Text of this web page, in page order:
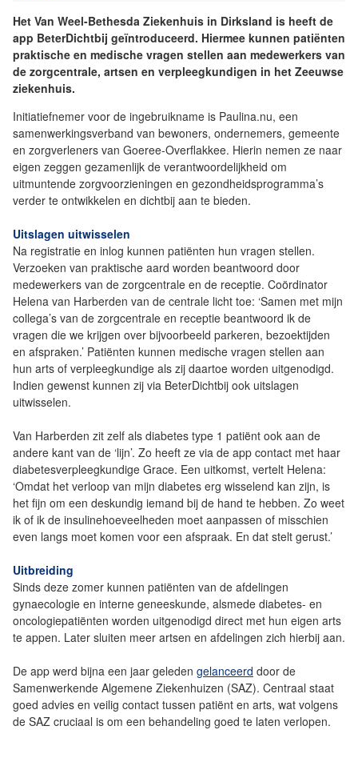
Het Van Weel-Bethesda Ziekenhuis in Dirksland is heeft de
app BeterDichtbij geïntroduceerd. Hiermee kunnen patiënten
praktische en medische vragen stellen aan medewerkers van
de zorgcentrale, artsen en verpleegkundigen in het Zeeuwse
ziekenhuis.
Initiatiefnemer voor de ingebruikname is Paulina.nu, een
samenwerkingsverband van bewoners, ondernemers, gemeente
en zorgverleners van Goeree-Overflakkee. Hierin nemen ze naar
eigen zeggen gezamenlijk de verantwoordelijkheid om
uitmuntende zorgvoorzieningen en gezondheidsprogramma’s
verder te ontwikkelen en dichtbij aan te bieden.
Uitslagen uitwisselen
Na registratie en inlog kunnen patiënten hun vragen stellen.
Verzoeken van praktische aard worden beantwoord door
medewerkers van de zorgcentrale en de receptie. Coördinator
Helena van Harberden van de centrale licht toe: ‘Samen met mijn
collega’s van de zorgcentrale en receptie beantwoord ik de
vragen die we krijgen over bijvoorbeeld parkeren, bezoektijden
en afspraken.’ Patiënten kunnen medische vragen stellen aan
hun arts of verpleegkundige als zij daartoe worden uitgenodigd.
Indien gewenst kunnen zij via BeterDichtbij ook uitslagen
uitwisselen.
Van Harberden zit zelf als diabetes type 1 patiënt ook aan de
andere kant van de ‘lijn’. Zo heeft ze via de app contact met haar
diabetesverpleegkundige Grace. Een uitkomst, vertelt Helena:
‘Omdat het verloop van mijn diabetes erg wisselend kan zijn, is
het fijn om een deskundig iemand bij de hand te hebben. Zo weet
ik of ik de insulinehoeveelheden moet aanpassen of misschien
even langs moet komen voor een afspraak. En dat stelt gerust.’
Uitbreiding
Sinds deze zomer kunnen patiënten van de afdelingen
gynaecologie en interne geneeskunde, alsmede diabetes- en
oncologiepatiënten worden uitgenodigd direct met hun eigen arts
te appen. Later sluiten meer artsen en afdelingen zich hierbij aan.
De app werd bijna een jaar geleden gelanceerd door de
Samenwerkende Algemene Ziekenhuizen (SAZ). Centraal staat
goed advies en veilig contact tussen patiënt en arts, wat volgens
de SAZ cruciaal is om een behandeling goed te laten verlopen.